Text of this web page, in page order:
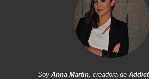
Soy Anna Martin, creadora de